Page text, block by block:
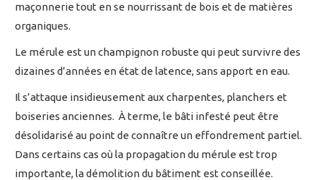
maçonnerie tout en se nourrissant de bois et de matières
organiques.
Le mérule est un champignon robuste qui peut survivre des
dizaines d’années en état de latence, sans apport en eau.
Il s’attaque insidieusement aux charpentes, planchers et
boiseries anciennes. À terme, le bâti infesté peut être
désolidarisé au point de connaître un effondrement partiel.
Dans certains cas où la propagation du mérule est trop
importante, la démolition du bâtiment est conseillée.